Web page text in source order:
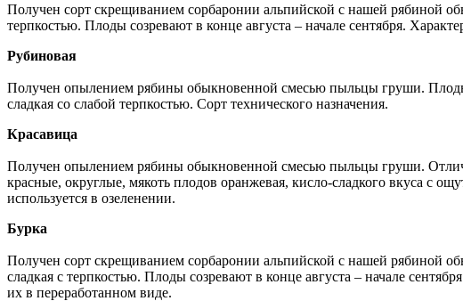
Получен сорт скрещиванием сорбаронии альпийской с нашей рябиной
терпкостью. Плоды созревают в конце августа – начале сентября.
Рубиновая
Получен опылением рябины обыкновенной смесью пыльцы груши.
сладкая со слабой терпкостью. Сорт технического назначения.
Красавица
Получен опылением рябины обыкновенной смесью пыльцы груши.
красные, округлые, мякоть плодов оранжевая, кисло-сладкого вкуса с
используется в озеленении.
Бурка
Получен сорт скрещиванием сорбаронии альпийской с нашей рябиной
сладкая с терпкостью. Плоды созревают в конце августа – начале
их в переработанном виде.